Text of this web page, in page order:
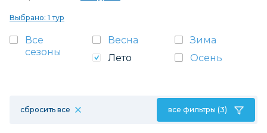
Выбрано: 1 тур
Все
сезоны
Весна
Зима
Лето
Осень
сбросить все все фильтры (3)